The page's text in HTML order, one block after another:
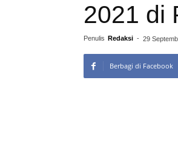
2021 di
Penulis Redaksi - 29
Berbagi di Facebook